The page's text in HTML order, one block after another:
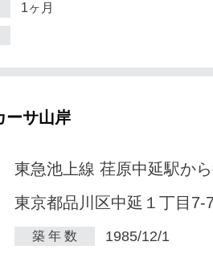
1ヶ月
ーサ山岸
東急池上線 荏原中延駅か
東京都品川区中延１丁目7-
築 年 数 1985/12/1